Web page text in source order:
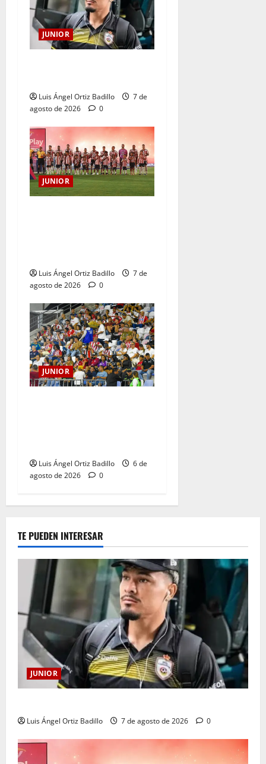
JUNIOR
Luis Ángel Ortiz Badillo
7 de
agosto de 2026
0
JUNIOR
Luis Ángel Ortiz Badillo
7 de
agosto de 2026
0
JUNIOR
Luis Ángel Ortiz Badillo
6 de
agosto de 2026
0
TE PUEDEN INTERESAR
JUNIOR
Luis Ángel Ortiz Badillo 7 de agosto de 2026 0